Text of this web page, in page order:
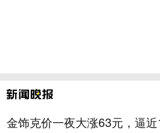
金饰克价一夜大涨63元，逼